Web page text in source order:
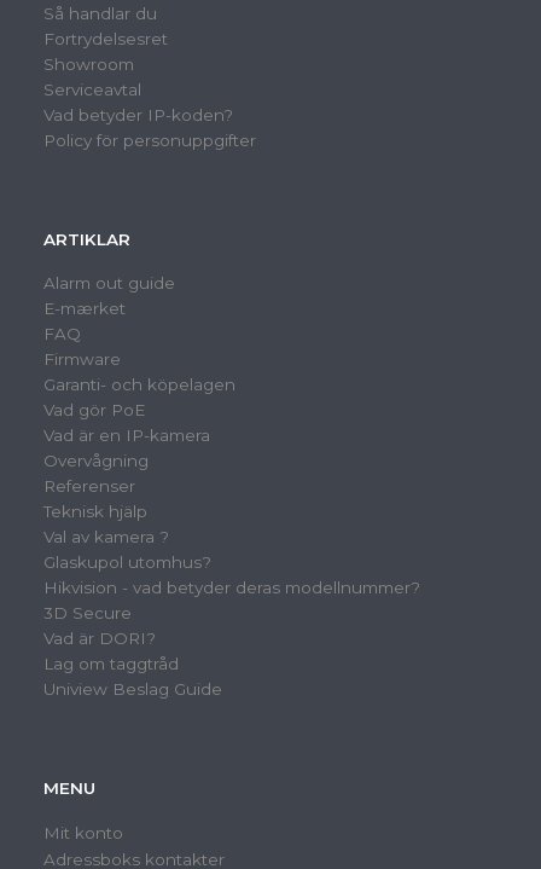
Så handlar du
Fortrydelsesret
Showroom
Serviceavtal
Vad betyder IP-koden?
Policy för personuppgifter
ARTIKLAR
Alarm out guide
E-mærket
FAQ
Firmware
Garanti- och köpelagen
Vad gör PoE
Vad är en IP-kamera
Overvågning
Referenser
Teknisk hjälp
Val av kamera ?
Glaskupol utomhus?
Hikvision - vad betyder deras modellnummer?
3D Secure
Vad är DORI?
Lag om taggtråd
Uniview Beslag Guide
MENU
Mit konto
Adressboks kontakter